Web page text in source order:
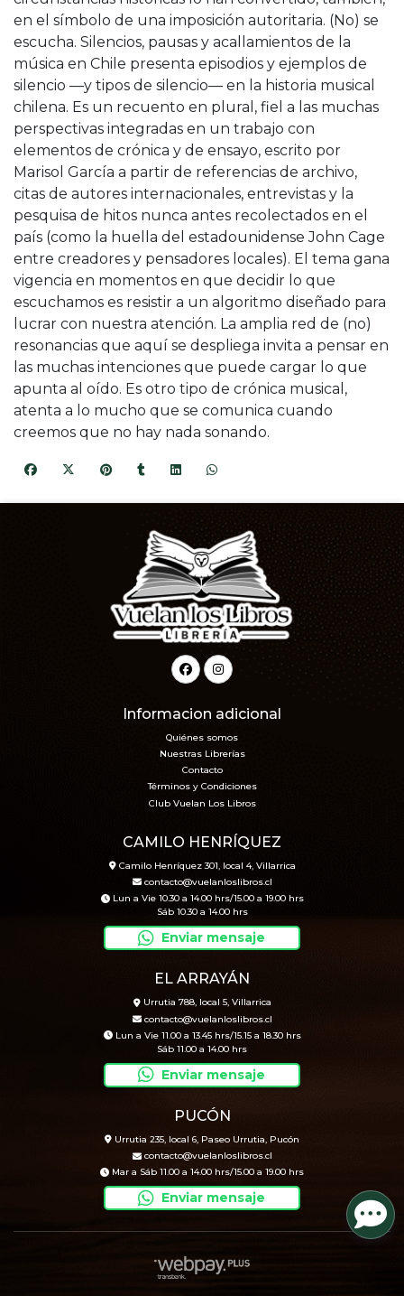
en el símbolo de una imposición autoritaria. (No) se
escucha. Silencios, pausas y acallamientos de la
música en Chile presenta episodios y ejemplos de
silencio —y tipos de silencio— en la historia musical
chilena. Es un recuento en plural, fiel a las muchas
perspectivas integradas en un trabajo con
elementos de crónica y de ensayo, escrito por
Marisol García a partir de referencias de archivo,
citas de autores internacionales, entrevistas y la
pesquisa de hitos nunca antes recolectados en el
país (como la huella del estadounidense John Cage
entre creadores y pensadores locales). El tema gana
vigencia en momentos en que decidir lo que
escuchamos es resistir a un algoritmo diseñado para
lucrar con nuestra atención. La amplia red de (no)
resonancias que aquí se despliega invita a pensar en
las muchas intenciones que puede cargar lo que
apunta al oído. Es otro tipo de crónica musical,
atenta a lo mucho que se comunica cuando
creemos que no hay nada sonando.
Informacion adicional
Quiénes somos
Nuestras Librerías
Contacto
Términos y Condiciones
Club Vuelan Los Libros
CAMILO HENRÍQUEZ
Camilo Henríquez 301, local 4, Villarrica
contacto@vuelanloslibros.cl
Lun a Vie 10.30 a 14.00 hrs/15.00 a 19.00 hrs
Sáb 10.30 a 14.00 hrs
Enviar mensaje
EL ARRAYÁN
Urrutia 788, local 5, Villarrica
contacto@vuelanloslibros.cl
Lun a Vie 11.00 a 13.45 hrs/15.15 a 18.30 hrs
Sáb 11.00 a 14.00 hrs
Enviar mensaje
PUCÓN
Urrutia 235, local 6, Paseo Urrutia, Pucón
contacto@vuelanloslibros.cl
Mar a Sáb 11.00 a 14.00 hrs/15.00 a 19.00 hrs
Enviar mensaje